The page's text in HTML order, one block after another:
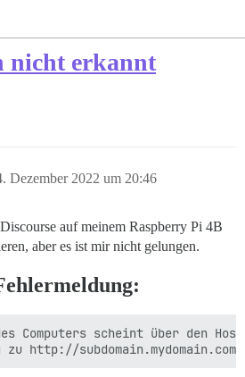
nicht erkannt
Dezember 2022 um 20:46
auf meinem Raspberry Pi 4B
aber es ist mir nicht gelungen.
des Computers scheint über den